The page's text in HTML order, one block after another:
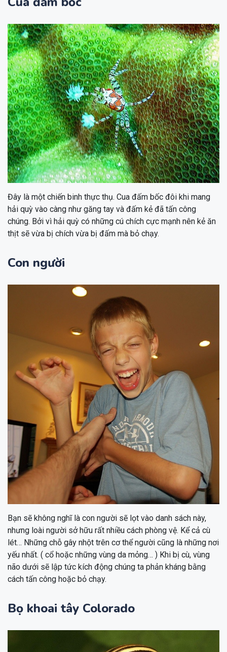
Đây là một chiến binh thực thụ. Cua đấm bốc đôi khi mang
hải quỳ vào càng như găng tay và đấm kẻ đã tấn công
chúng. Bởi vì hải quỳ có những cú chích cực mạnh nên kẻ ăn
thịt sẽ vừa bị chích vừa bị đấm mà bỏ chạy.
Con người
Bạn sẽ không nghĩ là con người sẽ lọt vào danh sách này,
nhưng loài người sở hữu rất nhiều cách phòng vệ. Kể cả cù
lét… Những chỗ gây nhột trên cơ thể người cũng là những nơi
yếu nhất. ( cổ hoặc những vùng da mỏng… ) Khi bị cù, vùng
não dưới sẽ lập tức kích động chúng ta phản kháng bằng
cách tấn công hoặc bỏ chạy.
Bọ khoai tây Colorado